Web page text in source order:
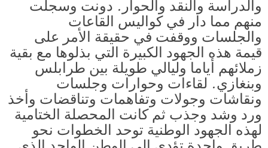
والدراسة والنقد والحوار. دونت وسجلت
منهم مما دار في كواليس القاعات
والجلسات ووقفت في حقيقة الأمر على
قيمة هذه الجهود الكبيرة التي بذلوها مع بقية
زملائهم أياما وليالي طويلة بين طرابلس
وبنغازي. لقاءات وحوارات وجلسات
ونقاشات وجولات وتفاهمات وتناقضات وأخذ
ورد وشد وجذب ثم كانت المحصلة الختامية
لهذه الجهود الوطنية توحد الخطوات نحو